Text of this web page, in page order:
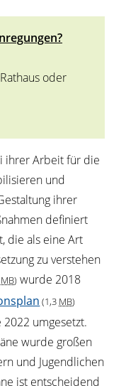
oder
ihrer Arbeit für die
und
ihrer
definiert
die als eine Art
zu verstehen
MB) wurde 2018
(1,3 MB)
umgesetzt.
wurde großen
und Jugendlichen
ist entscheidend